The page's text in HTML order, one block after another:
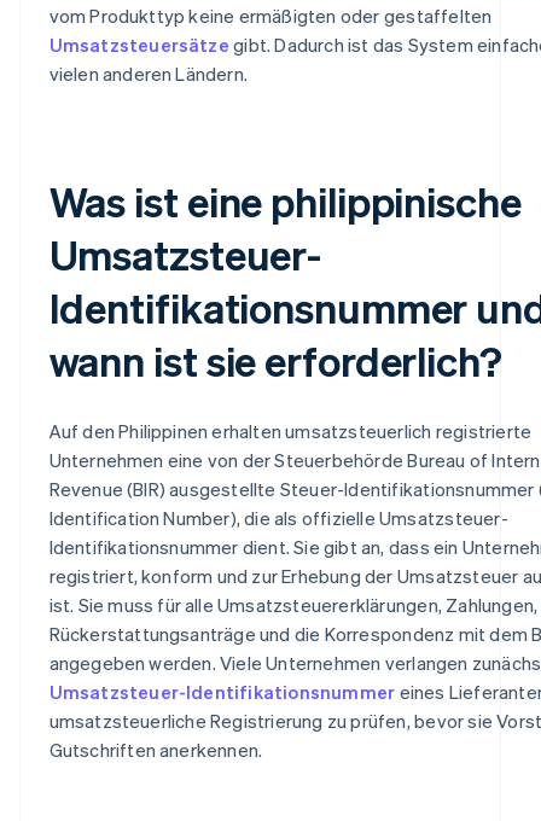
vom Produkttyp keine ermäßigten oder gestaffelten
Umsatzsteuersätze gibt. Dadurch ist das System
vielen anderen Ländern.
Was ist eine philippinische
Umsatzsteuer-
Identifikationsnummer
wann ist sie erforderlich?
Auf den Philippinen erhalten umsatzsteuerlich registrierte
Unternehmen eine von der Steuerbehörde Bureau of
Revenue (BIR) ausgestellte Steuer-Identifikationsnummer
Identification Number), die als offizielle Umsatzsteuer-
Identifikationsnummer dient. Sie gibt an, dass ein
registriert, konform und zur Erhebung der Umsatzsteuer
ist. Sie muss für alle Umsatzsteuererklärungen, Zahlungen,
Rückerstattungsanträge und die Korrespondenz mit dem
angegeben werden. Viele Unternehmen verlangen
Umsatzsteuer-Identifikationsnummer eines
umsatzsteuerliche Registrierung zu prüfen, bevor sie
Gutschriften anerkennen.